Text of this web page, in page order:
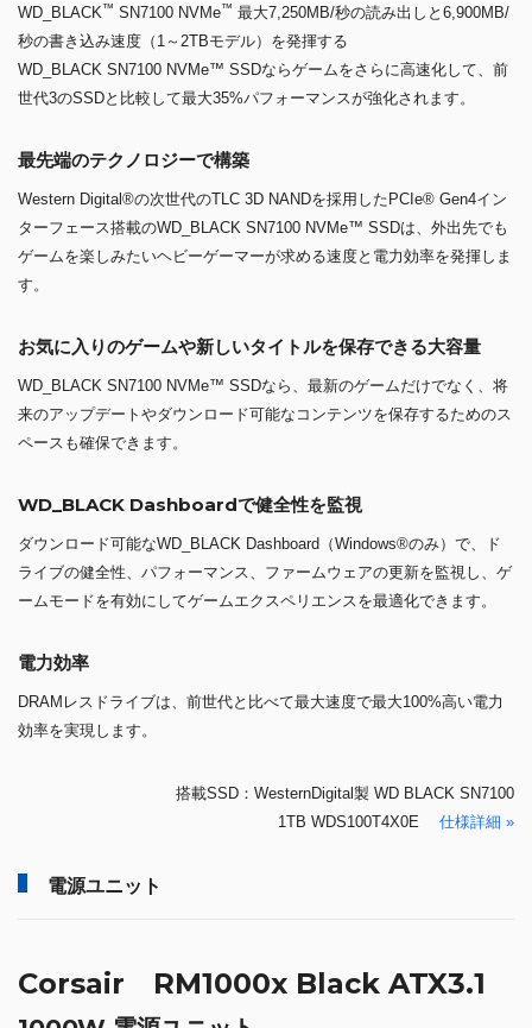
WD_BLACK™ SN7100 NVMe™ 最大7,250MB/秒の読み出しと6,900MB/
秒の書き込み速度（1～2TBモデル）を発揮する
WD_BLACK SN7100 NVMe™ SSDならゲームをさらに高速化して、前
世代3のSSDと比較して最大35%パフォーマンスが強化されます。
最先端のテクノロジーで構築
Western Digital®の次世代のTLC 3D NANDを採用したPCIe® Gen4イン
ターフェース搭載のWD_BLACK SN7100 NVMe™ SSDは、外出先でも
ゲームを楽しみたいヘビーゲーマーが求める速度と電力効率を発揮しま
す。
お気に入りのゲームや新しいタイトルを保存できる大容量
WD_BLACK SN7100 NVMe™ SSDなら、最新のゲームだけでなく、将
来のアップデートやダウンロード可能なコンテンツを保存するためのス
ペースも確保できます。
WD_BLACK Dashboardで健全性を監視
ダウンロード可能なWD_BLACK Dashboard（Windows®のみ）で、ド
ライブの健全性、パフォーマンス、ファームウェアの更新を監視し、ゲ
ームモードを有効にしてゲームエクスペリエンスを最適化できます。
電力効率
DRAMレスドライブは、前世代と比べて最大速度で最大100%高い電力
効率を実現します。
搭載SSD：WesternDigital製 WD BLACK SN7100
1TB WDS100T4X0E 仕様詳細 »
電源ユニット
Corsair RM1000x Black ATX3.1